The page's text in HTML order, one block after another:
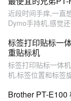
近段时间手痒,一直
Dymo手持机,感觉
标签打印贴标一
重贴标机
标签打印贴标一体
机,标签位置和标签
Brother PT-E100